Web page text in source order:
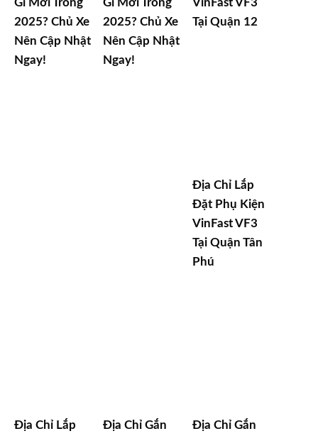
2025? Chủ Xe
Nên Cập Nhật
Ngay!
2025? Chủ Xe
Nên Cập Nhật
Ngay!
Tại Quận 12
Địa Chỉ Lắp
Đặt Phụ Kiện
VinFast VF3
Tại Quận Tân
Phú
Địa Chỉ Lắp
Địa Chỉ Gắn
Địa Chỉ Gắn